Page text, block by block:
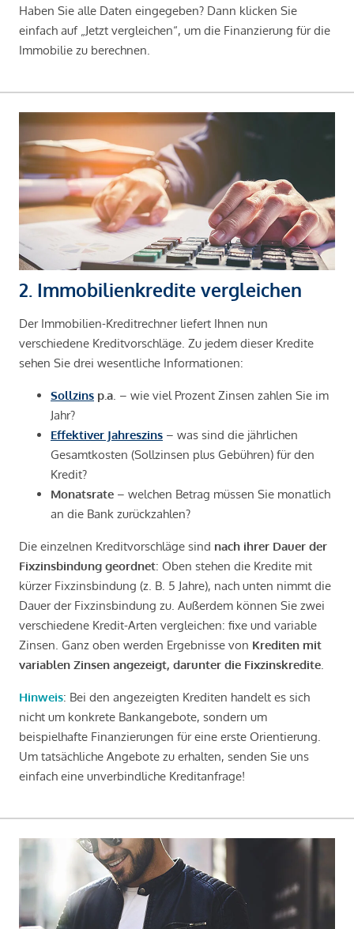
Haben Sie alle Daten eingegeben? Dann klicken Sie
einfach auf „Jetzt vergleichen“, um die Finanzierung für die
Immobilie zu berechnen.
2. Immobilienkredite vergleichen
Der Immobilien-Kreditrechner liefert Ihnen nun
verschiedene Kreditvorschläge. Zu jedem dieser Kredite
sehen Sie drei wesentliche Informationen:
Sollzins p.a . – wie viel Prozent Zinsen zahlen Sie im
Jahr?
Effektiver Jahreszins – was sind die jährlichen
Gesamtkosten (Sollzinsen plus Gebühren) für den
Kredit?
Monatsrate – welchen Betrag müssen Sie monatlich
an die Bank zurückzahlen?
Die einzelnen Kreditvorschläge sind nach ihrer Dauer der
Fixzinsbindung geordnet: Oben stehen die Kredite mit
kürzer Fixzinsbindung (z. B. 5 Jahre), nach unten nimmt die
Dauer der Fixzinsbindung zu. Außerdem können Sie zwei
verschiedene Kredit-Arten vergleichen: fixe und variable
Zinsen. Ganz oben werden Ergebnisse von Krediten mit
variablen Zinsen angezeigt, darunter die Fixzinskredite
Hinweis: Bei den angezeigten Krediten handelt es sich
nicht um konkrete Bankangebote, sondern um
beispielhafte Finanzierungen für eine erste Orientierung.
Um tatsächliche Angebote zu erhalten, senden Sie uns
einfach eine unverbindliche Kreditanfrage!